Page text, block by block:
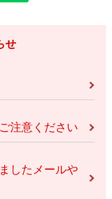
せ
注意ください
したメールや